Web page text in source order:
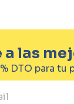
las
DTO para tu